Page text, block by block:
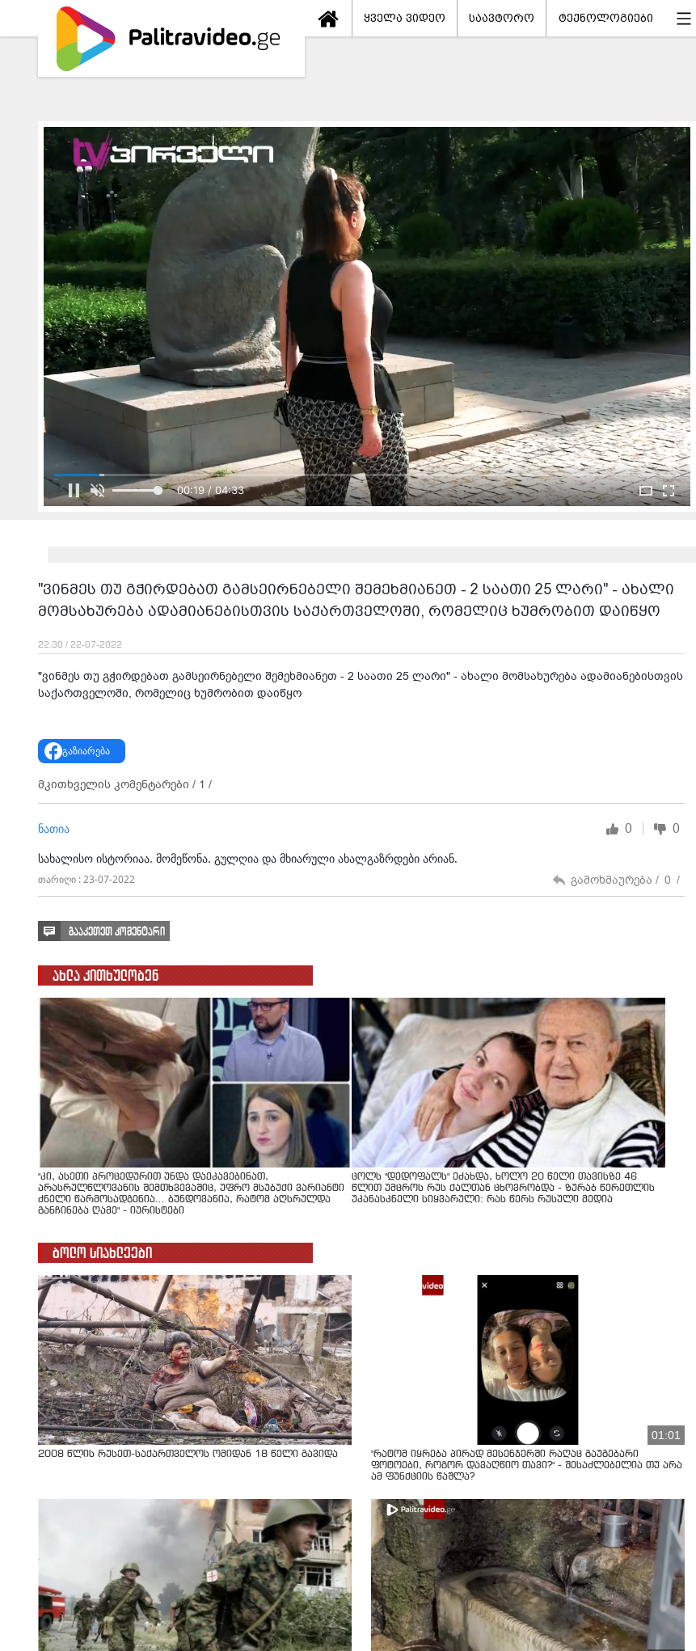
ყველა ვიდეო საავტორო ტექნოლოგიები
00:21 / 04:33
"ვინმეს თუ გჭირდებათ გამსეირნებელი შემეხმიანეთ - 2 საათი 25 ლარი" - ახალი
მომსახურება ადამიანებისთვის საქართველოში, რომელიც ხუმრობით დაიწყო
22:30 / 22-07-2022
"ვინმეს თუ გჭირდებათ გამსეირნებელი შემეხმიანეთ - 2 საათი 25 ლარი" - ახალი მომსახურება ადამიანებისთვის
საქართველოში, რომელიც ხუმრობით დაიწყო
გაზიარება
მკითხველის კომენტარები / 1 /
ნათია 0 0
სახალისო ისტორიაა. მომეწონა. გულღია და მხიარული ახალგაზრდები არიან.
თარიღი : 23-07-2022 გამოხმაურება / 0 /
გააკეთეთ კომენტარი
ახლა კითხულობენ
"კი, ასეთი პროცედურით უნდა დაეკავებინათ,
არასრულწლოვანის შემთხვევაშიც, უფრო მსუბუქი ვარიანტი
ძნელი წარმოსადგენია... ბუნდოვანია, რატომ აღსრულდა
განჩინება ღამე" - იურისტები
ცოლს "დედოფალს" ეძახდა, ხოლო 20 წელი თავისზე 46
წლით უმცროს რუს ქალთან ცხოვრობდა - ზურაბ წერეთლის
უკანასკნელი სიყვარული: რას წერს რუსული მედია
ბოლო სიახლეები
2008 წლის რუსეთ-საქართველოს ომიდან 18 წელი გავიდა
01:01
"რატომ იყრება პირად მესენჯერში რაღაც გაუგებარი
ფოტოები, როგორ დავაღწიო თავი?" - შესაძლებელია თუ არა
ამ ფუნქციის წაშლა?